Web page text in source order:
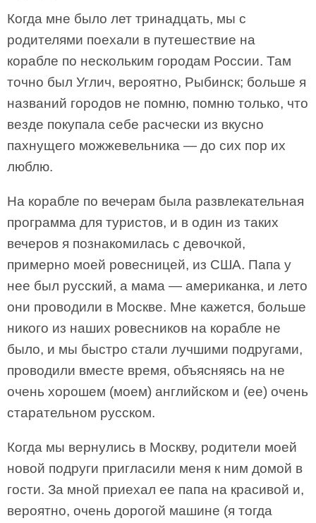
Когда мне было лет тринадцать, мы с
родителями поехали в путешествие на
корабле по нескольким городам России. Там
точно был Углич, вероятно, Рыбинск; больше я
названий городов не помню, помню только, что
везде покупала себе расчески из вкусно
пахнущего можжевельника — до сих пор их
люблю.
На корабле по вечерам была развлекательная
программа для туристов, и в один из таких
вечеров я познакомилась с девочкой,
примерно моей ровесницей, из США. Папа у
нее был русский, а мама — американка, и лето
они проводили в Москве. Мне кажется, больше
никого из наших ровесников на корабле не
было, и мы быстро стали лучшими подругами,
проводили вместе время, объясняясь на не
очень хорошем (моем) английском и (ее) очень
старательном русском.
Когда мы вернулись в Москву, родители моей
новой подруги пригласили меня к ним домой в
гости. За мной приехал ее папа на красивой и,
вероятно, очень дорогой машине (я тогда